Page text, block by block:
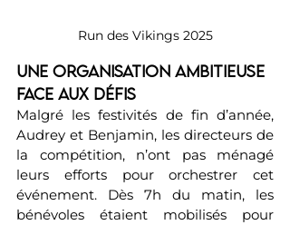
Run des Vikings 2025
Une organisation ambitieuse
face aux défis
Malgré les festivités de fin d’année,
Audrey et Benjamin, les directeurs de
la compétition, n’ont pas ménagé
leurs efforts pour orchestrer cet
événement. Dès 7h du matin, les
bénévoles étaient mobilisés pour